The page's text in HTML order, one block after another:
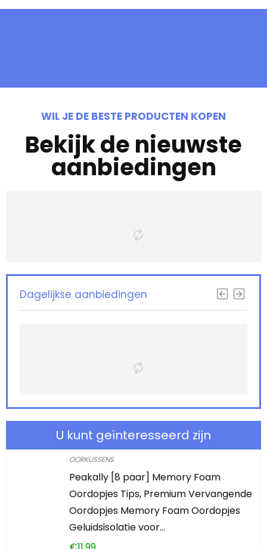
WIL JE DE BESTE PRODUCTEN KOPEN
Bekijk de nieuwste
aanbiedingen
Dagelijkse aanbiedingen
U kunt geïnteresseerd zijn
OORKUSSENS
Peakally [8 paar] Memory Foam
Oordopjes Tips, Premium Vervangende
Oordopjes Memory Foam Oordopjes
Geluidsisolatie voor…